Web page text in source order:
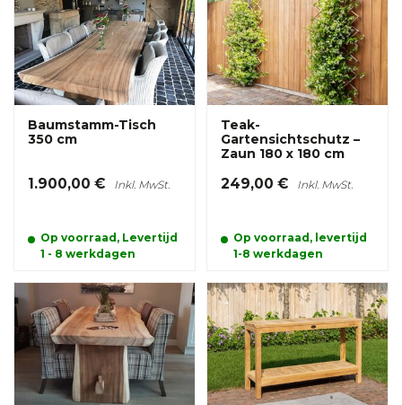
Baumstamm-Tisch
350 cm
1.900,00 € Inkl. MwSt.
Op voorraad, Levertijd
1 - 8 werkdagen
Teak-
Gartensichtschutz –
Zaun 180 x 180 cm
249,00 € Inkl. MwSt.
Op voorraad, levertijd
1-8 werkdagen